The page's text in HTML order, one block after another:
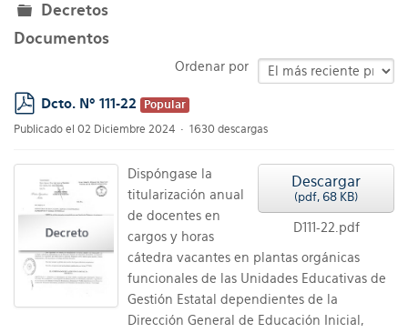
Decretos
Documentos
Ordenar por
pdf
Dcto. Nº 111-22
Popular
Publicado el 02 Diciembre 2024
1630 descargas
Descargar
(pdf, 68 KB)
D111-22.pdf
Dispóngase la
titularización anual
de docentes en
cargos y horas
cátedra vacantes en plantas orgánicas
funcionales de las Unidades Educativas de
Gestión Estatal dependientes de la
Dirección General de Educación Inicial,